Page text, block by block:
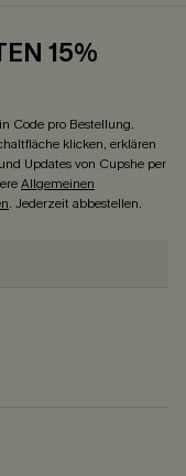
15%
Code pro Bestellung.
klicken, erklären
Updates von Cupshe per
Allgemeinen
. Jederzeit abbestellen.